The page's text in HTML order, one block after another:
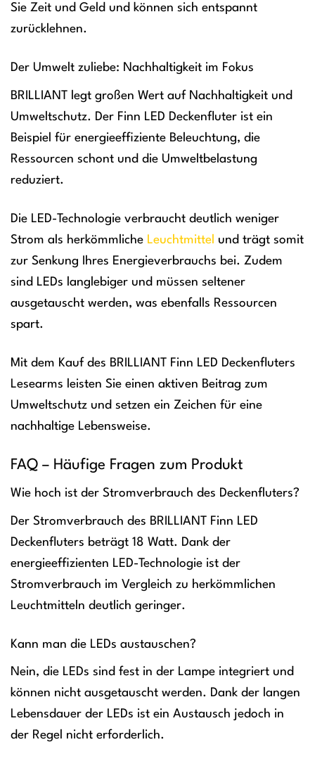
Sie Zeit und Geld und können sich entspannt
zurücklehnen.
Der Umwelt zuliebe: Nachhaltigkeit im Fokus
BRILLIANT legt großen Wert auf Nachhaltigkeit und
Umweltschutz. Der Finn LED Deckenfluter ist ein
Beispiel für energieeffiziente Beleuchtung, die
Ressourcen schont und die Umweltbelastung
reduziert.
Die LED-Technologie verbraucht deutlich weniger
Strom als herkömmliche Leuchtmittel und trägt somit
zur Senkung Ihres Energieverbrauchs bei. Zudem
sind LEDs langlebiger und müssen seltener
ausgetauscht werden, was ebenfalls Ressourcen
spart.
Mit dem Kauf des BRILLIANT Finn LED Deckenfluters
Lesearms leisten Sie einen aktiven Beitrag zum
Umweltschutz und setzen ein Zeichen für eine
nachhaltige Lebensweise.
FAQ – Häufige Fragen zum Produkt
Wie hoch ist der Stromverbrauch des Deckenfluters?
Der Stromverbrauch des BRILLIANT Finn LED
Deckenfluters beträgt 18 Watt. Dank der
energieeffizienten LED-Technologie ist der
Stromverbrauch im Vergleich zu herkömmlichen
Leuchtmitteln deutlich geringer.
Kann man die LEDs austauschen?
Nein, die LEDs sind fest in der Lampe integriert und
können nicht ausgetauscht werden. Dank der langen
Lebensdauer der LEDs ist ein Austausch jedoch in
der Regel nicht erforderlich.